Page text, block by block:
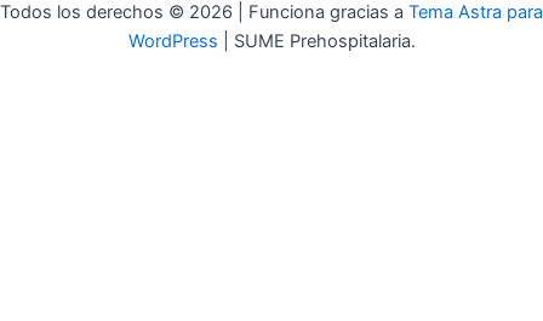
Todos los derechos © 2026 | Funciona gracias a Tema Astra para
WordPress | SUME Prehospitalaria.